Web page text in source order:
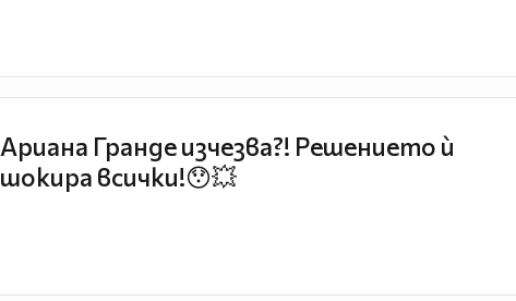
Ариана Гранде изчезва?! Решението ѝ
шокира всички!😯💥